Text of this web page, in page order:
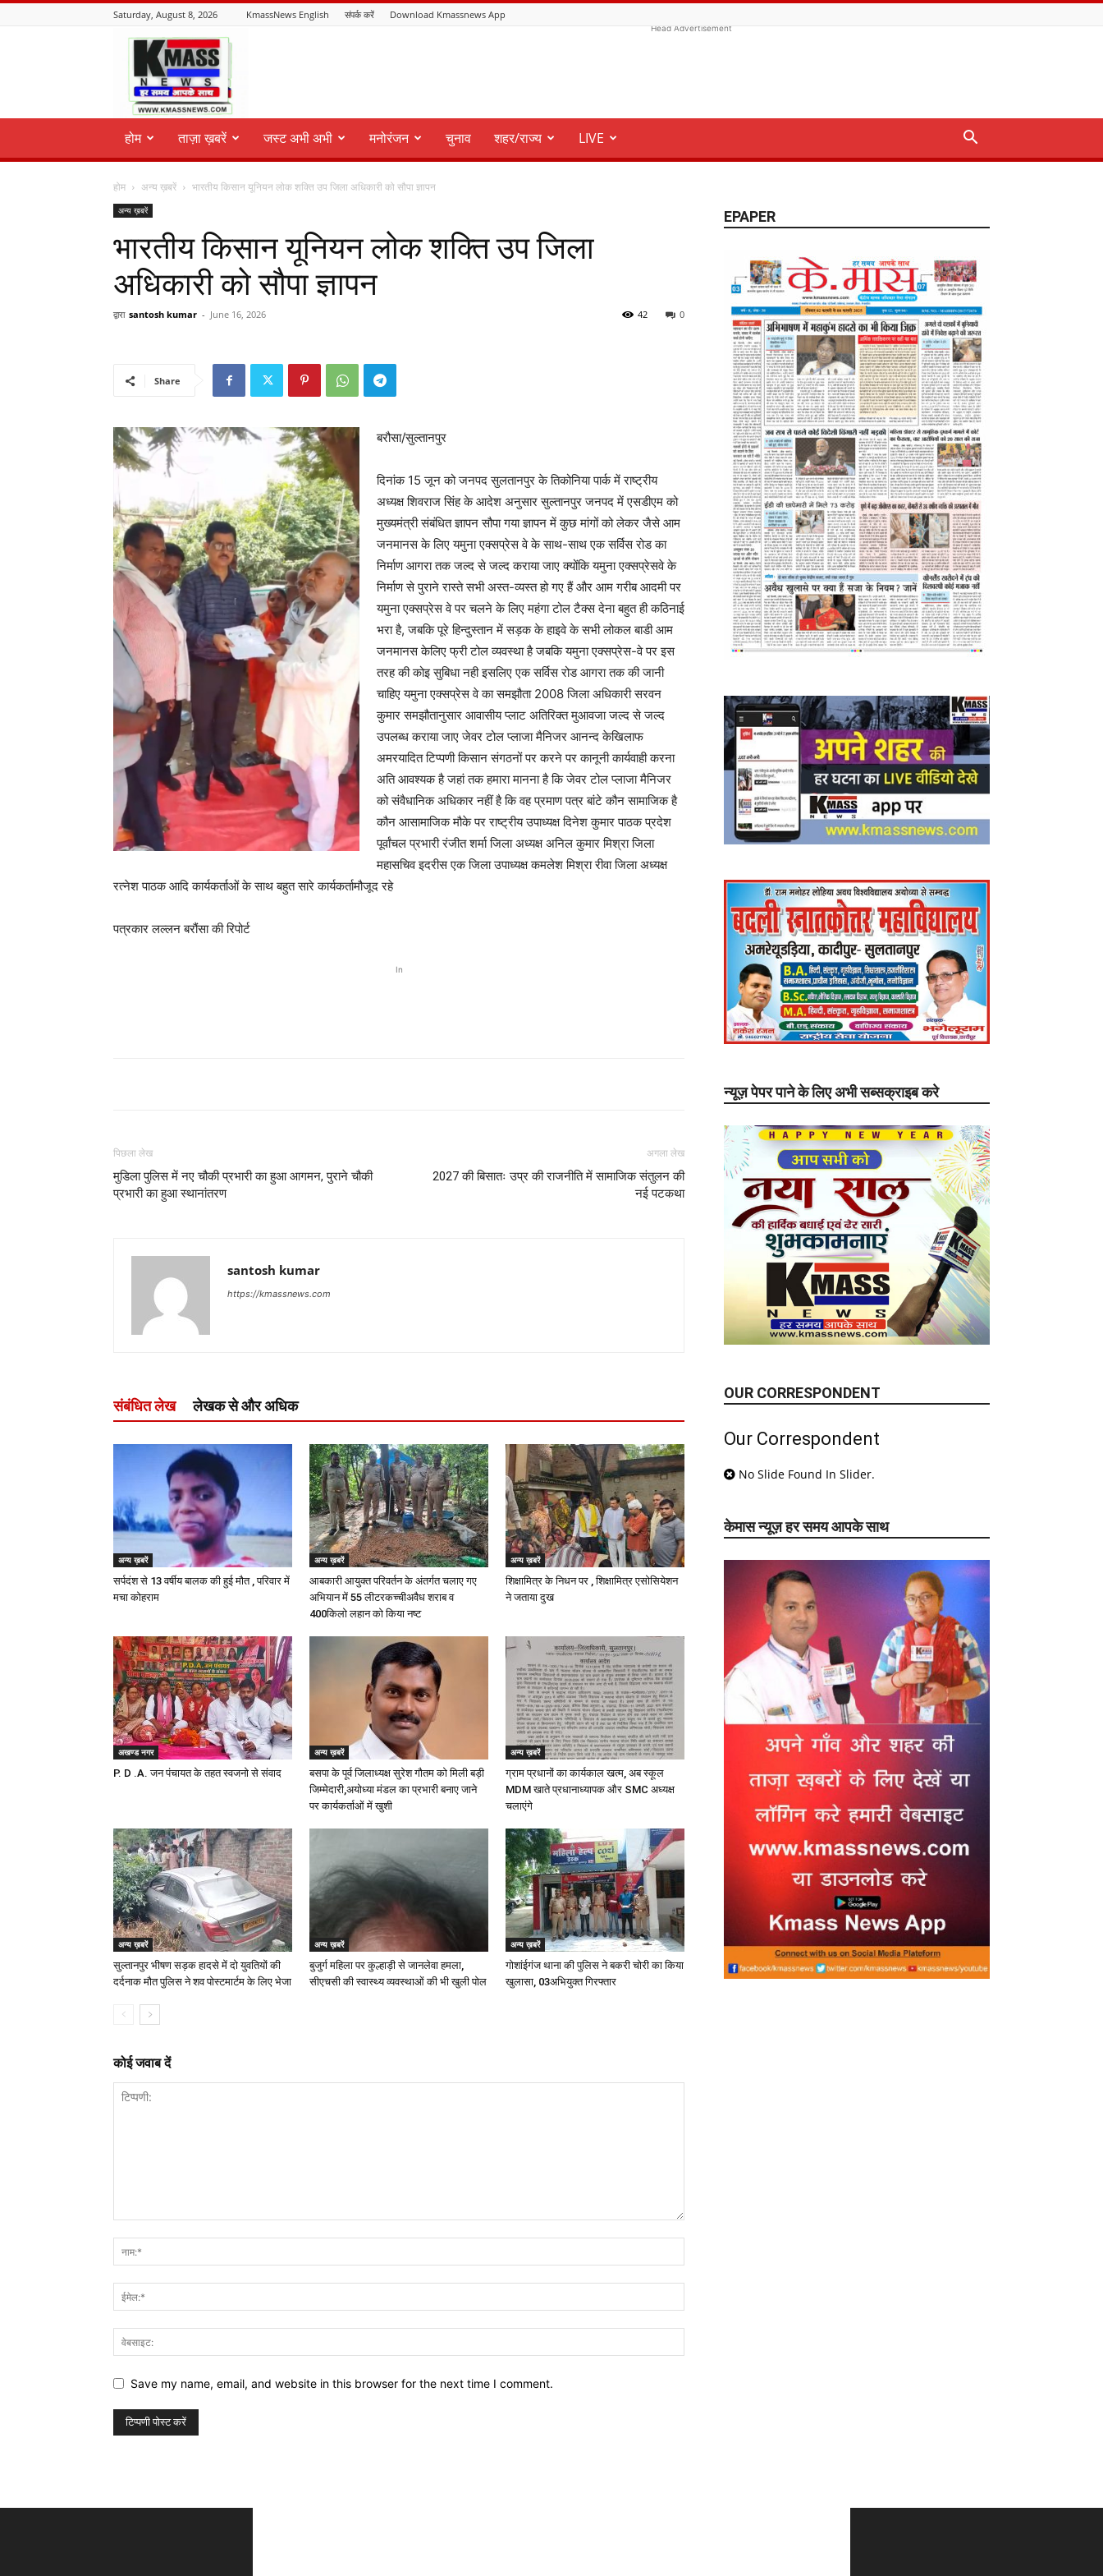
Saturday, August 8, 2026 KmassNews English संपर्क करें Download Kmassnews App
KmassNews
Head Advertisement
होम ताज़ा ख़बरें जस्ट अभी अभी मनोरंजन चुनाव शहर/राज्य LIVE
होम अन्य ख़बरें भारतीय किसान यूनियन लोक शक्ति उप जिला अधिकारी को सौपा ज्ञापन
अन्य ख़बरें
भारतीय किसान यूनियन लोक शक्ति उप जिला
अधिकारी को सौपा ज्ञापन
द्वारा santosh kumar - June 16, 2026 0
42
Share
बरौसा/सुल्तानपुर
दिनांक 15 जून को जनपद सुलतानपुर के तिकोनिया पार्क में राष्ट्रीय
अध्यक्ष शिवराज सिंह के आदेश अनुसार सुल्तानपुर जनपद में एसडीएम को
मुख्यमंत्री संबंधित ज्ञापन सौपा गया ज्ञापन में कुछ मांगों को लेकर जैसे आम
जनमानस के लिए यमुना एक्सप्रेस वे के साथ-साथ एक सर्विस रोड का
निर्माण आगरा तक जल्द से जल्द कराया जाए क्योंकि यमुना एक्सप्रेसवे के
निर्माण से पुराने रास्ते सभी अस्त-व्यस्त हो गए हैं और आम गरीब आदमी पर
यमुना एक्सप्रेस वे पर चलने के लिए महंगा टोल टैक्स देना बहुत ही कठिनाई
भरा है, जबकि पूरे हिन्दुस्तान में सड़क के हाइवे के सभी लोकल बाडी आम
जनमानस केलिए फ्री टोल व्यवस्था है जबकि यमुना एक्सप्रेस-वे पर इस
तरह की कोइ सुबिधा नही इसलिए एक सर्विस रोड आगरा तक की जानी
चाहिए यमुना एक्सप्रेस वे का समझौता 2008 जिला अधिकारी सरवन
कुमार समझौतानुसार आवासीय प्लाट अतिरिक्त मुआवजा जल्द से जल्द
उपलब्ध कराया जाए जेवर टोल प्लाजा मैनिजर आनन्द केखिलाफ
अमरयादित टिप्पणी किसान संगठनों पर करने पर कानूनी कार्यवाही करना
अति आवश्यक है जहां तक हमारा मानना है कि जेवर टोल प्लाजा मैनिजर
को संवैधानिक अधिकार नहीं है कि वह प्रमाण पत्र बांटे कौन सामाजिक है
कौन आसामाजिक मौके पर राष्ट्रीय उपाध्यक्ष दिनेश कुमार पाठक प्रदेश
पूर्वांचल प्रभारी रंजीत शर्मा जिला अध्यक्ष अनिल कुमार मिश्रा जिला
महासचिव इदरीस एक जिला उपाध्यक्ष कमलेश मिश्रा रीवा जिला अध्यक्ष
रत्नेश पाठक आदि कार्यकर्ताओं के साथ बहुत सारे कार्यकर्तामौजूद रहे
पत्रकार लल्लन बरौंसा की रिपोर्ट
In
पिछला लेख
मुडिला पुलिस में नए चौकी प्रभारी का हुआ आगमन, पुराने चौकी
प्रभारी का हुआ स्थानांतरण
अगला लेख
2027 की बिसातः उप्र की राजनीति में सामाजिक संतुलन की
नई पटकथा
santosh kumar
https://kmassnews.com
संबंधित लेख लेखक से और अधिक
अन्य ख़बरें
सर्पदंश से 13 वर्षीय बालक की हुई मौत , परिवार में
मचा कोहराम
अन्य ख़बरें
आबकारी आयुक्त परिवर्तन के अंतर्गत चलाए गए
अभियान में 55 लीटरकच्चीअवैध शराब व
400किलो लहान को किया नष्ट
अन्य ख़बरें
शिक्षामित्र के निधन पर , शिक्षामित्र एसोसियेशन
ने जताया दुख
अखण्ड नगर
P. D .A. जन पंचायत के तहत स्वजनो से संवाद
अन्य ख़बरें
बसपा के पूर्व जिलाध्यक्ष सुरेश गौतम को मिली बड़ी
जिम्मेदारी,अयोध्या मंडल का प्रभारी बनाए जाने
पर कार्यकर्ताओं में खुशी
अन्य ख़बरें
ग्राम प्रधानों का कार्यकाल खत्म, अब स्कूल
MDM खाते प्रधानाध्यापक और SMC अध्यक्ष
चलाएंगे
अन्य ख़बरें
सुल्तानपुर भीषण सड़क हादसे में दो युवतियों की
दर्दनाक मौत पुलिस ने शव पोस्टमार्टम के लिए भेजा
अन्य ख़बरें
बुजुर्ग महिला पर कुल्हाड़ी से जानलेवा हमला,
सीएचसी की स्वास्थ्य व्यवस्थाओं की भी खुली पोल
अन्य ख़बरें
गोशांईगंज थाना की पुलिस ने बकरी चोरी का किया
खुलासा, 03अभियुक्त गिरफ्तार
कोई जवाब दें
Save my name, email, and website in this browser for the next time I comment.
EPAPER
न्यूज़ पेपर पाने के लिए अभी सब्सक्राइब करे
OUR CORRESPONDENT
Our Correspondent
No Slide Found In Slider.
केमास न्यूज़ हर समय आपके साथ